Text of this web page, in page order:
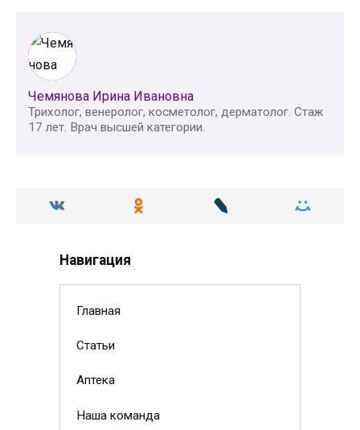
Чемянова Ирина Ивановна
Трихолог, венеролог, косметолог, дерматолог. Стаж
17 лет. Врач высшей категории.
Навигация
Главная
Статьи
Аптека
Наша команда